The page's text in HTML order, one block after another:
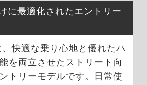
に最適化されたエントリー
快適な乗り心地と優れたハ
を両立させたストリート向
トリーモデルです。日常使